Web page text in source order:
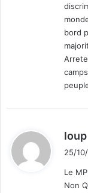
bord
loup
25/
Le
Non